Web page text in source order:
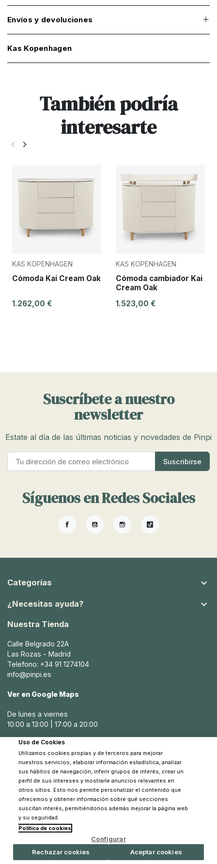
Envíos y devoluciones
Kas Kopenhagen
También podría
interesarte
Anterior
keyboard_arrow_left Siguiente
keyboard_arrow_right
KAS KOPENHAGEN
Cómoda Kai Cream Oak
1.262,00 €
KAS KOPENHAGEN
Cómoda cambiador Kai
Cream Oak
1.523,00 €
Suscríbete a nuestro
newsletter
Estate al día de las últimas noticias y novedades de Pinpi
Síguenos en Redes Sociales
FacebookYouTubeInstagramTikTok
Categorías 
¿Necesitas ayuda? 
Nuestra Tienda
Calle Belgrado 22A
Las Rozas - Madrid
Telefono: +34 91 1274104
info@pinpi.es
Ver en Google Maps
De lunes a viernes
10:00 a 13:00 | 17:00 a 20:00
Sábados
10:30 a 14:00
© 2026 Pinpi - Todos los derechos reservados
Uso de Cookies
Utilizamos cookies propias y de terceros para mejorar
nuestros servicios, elaborar información estadística, analizar
sus hábitos de navegación, inferir grupos de interés, crear un
perfil de sus intereses y mostrarle anuncios relevantes en
otros sitios. Esto nos permite personalizar el contenido que
ofrecemos y obtener información sobre qué secciones
suscitan interés, permitiéndonos además mejorar la página web
y su seguridad.
Política de cookies
Configurar
Rechazar cookies
Aceptar cookies